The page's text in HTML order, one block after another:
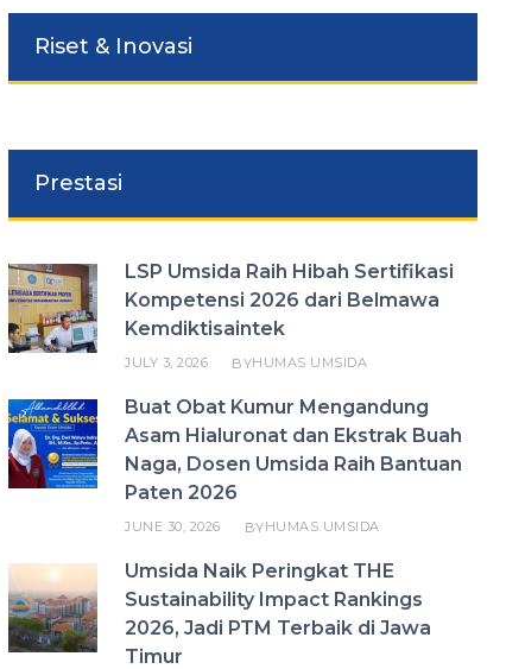
Riset & Inovasi
Prestasi
LSP Umsida Raih Hibah Sertifikasi
Kompetensi 2026 dari Belmawa
Kemdiktisaintek
JULY 3, 2026 BYHUMAS UMSIDA
Buat Obat Kumur Mengandung
Asam Hialuronat dan Ekstrak Buah
Naga, Dosen Umsida Raih Bantuan
Paten 2026
JUNE 30, 2026 BYHUMAS UMSIDA
Umsida Naik Peringkat THE
Sustainability Impact Rankings
2026, Jadi PTM Terbaik di Jawa
Timur